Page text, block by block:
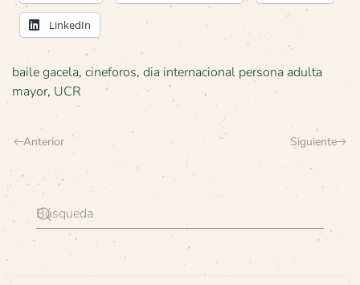
LinkedIn
baile gacela, cineforos, dia internacional persona adulta
mayor, UCR
Anterior Siguiente